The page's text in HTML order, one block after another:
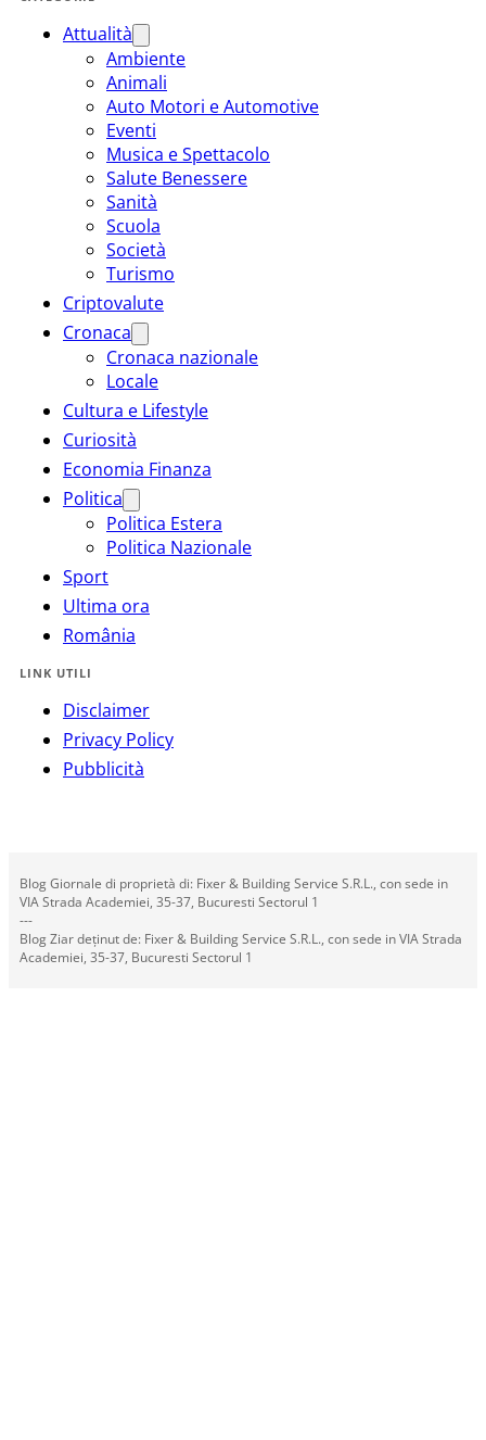
Attualità
Ambiente
Animali
Auto Motori e Automotive
Eventi
Musica e Spettacolo
Salute Benessere
Sanità
Scuola
Società
Turismo
Criptovalute
Cronaca
Cronaca nazionale
Locale
Cultura e Lifestyle
Curiosità
Economia Finanza
Politica
Politica Estera
Politica Nazionale
Sport
Ultima ora
România
LINK UTILI
Disclaimer
Privacy Policy
Pubblicità
Blog Giornale di proprietà di: Fixer & Building Service S.R.L., con sede in
VIA Strada Academiei, 35-37, Bucuresti Sectorul 1
---
Blog Ziar deținut de: Fixer & Building Service S.R.L., con sede in VIA Strada
Academiei, 35-37, Bucuresti Sectorul 1